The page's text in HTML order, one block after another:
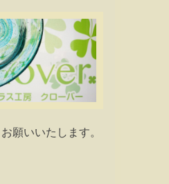
願いいたします。